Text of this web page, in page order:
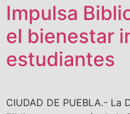
Impulsa
el bienestar
estudiantes
CIUDAD DE PUEBLA.- La